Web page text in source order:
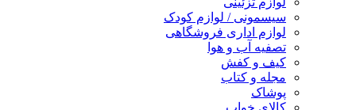
سیسمونی / لوازم کودک
لوازم اداری فروشگاهی
تصفیه آب و هوا
کیف و کفش
مجله و کتاب
پوشاک